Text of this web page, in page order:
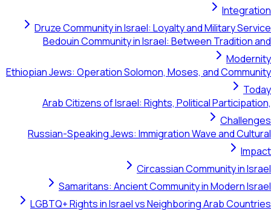
Integration
Druze Community in Israel: Loyalty and Military Service
Bedouin Community in Israel: Between Tradition and
Modernity
Ethiopian Jews: Operation Solomon, Moses, and Community
Today
Arab Citizens of Israel: Rights, Political Participation,
Challenges
Russian-Speaking Jews: Immigration Wave and Cultural
Impact
Circassian Community in Israel
Samaritans: Ancient Community in Modern Israel
LGBTQ+ Rights in Israel vs Neighboring Arab Countries